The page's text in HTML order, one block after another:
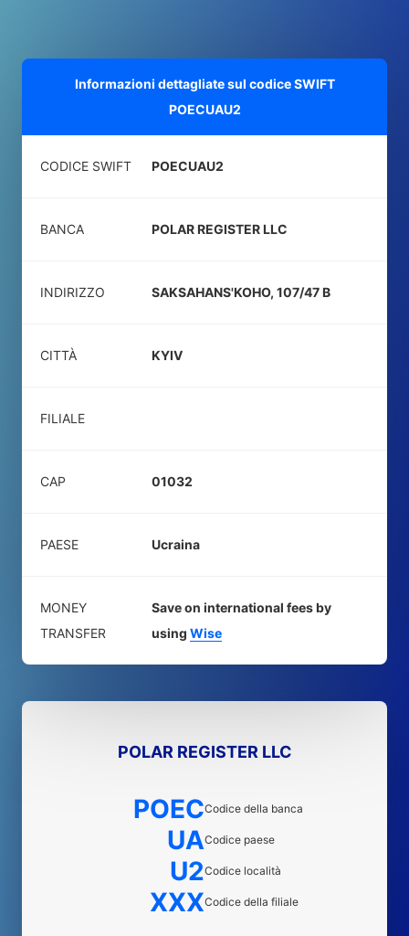
Informazioni dettagliate sul codice SWIFT
POECUAU2
CODICE SWIFT POECUAU2
BANCA POLAR REGISTER LLC
INDIRIZZO SAKSAHANS'KOHO, 107/47 B
CITTÀ KYIV
FILIALE
CAP 01032
PAESE Ucraina
MONEY
TRANSFER
Save on international fees by
using Wise
POLAR REGISTER LLC
POECCodice della banca
UACodice paese
U2Codice località
XXXCodice della filiale